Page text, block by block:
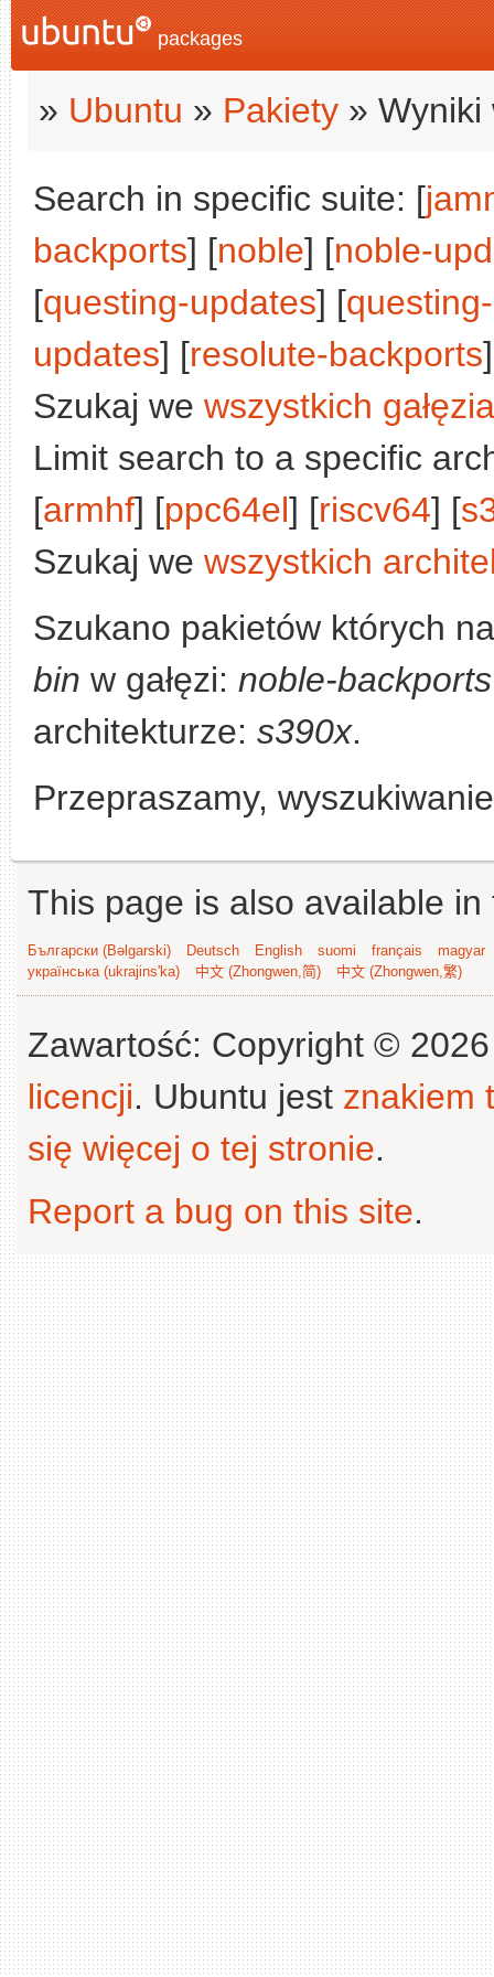
packages
» Ubuntu » Pakiety » Wyniki
Search in specific suite: [
backports] [noble] [noble-
[questing-updates] [
updates] [resolute-backports
Szukaj we wszystkich
Limit search to a specific
[armhf] [ppc64el] [riscv64] [
Szukaj we wszystkich
Szukano pakietów których
bin w gałęzi: noble-backports
architekturze: s390x.
Przepraszamy,
This page is also available
Български (Bəlgarski) Deutsch English suomi français
magyar
українська (ukrajins'ka)
中文 (Zhongwen,简) 中文 (Zhongwen,繁)
Zawartość: Copyright ©
licencji. Ubuntu jest znakiem
się więcej o tej stronie.
Report a bug on this site.